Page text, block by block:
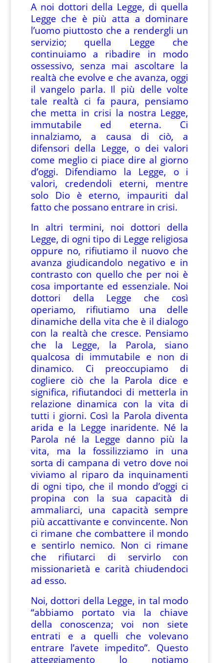
A noi dottori della Legge, di quella
Legge che è più atta a dominare
l’uomo piuttosto che a rendergli un
servizio; quella Legge che
continuiamo a ribadire in modo
ossessivo, senza mai ascoltare la
realtà che evolve e che avanza, oggi
il vangelo parla. Il più delle volte
tale realtà ci fa paura, pensiamo
che metta in crisi la nostra Legge,
immutabile ed eterna. Ci
innalziamo, a causa di ciò, a
difensori della Legge, o dei valori
come meglio ci piace dire al giorno
d’oggi. Difendiamo la Legge, o i
valori, credendoli eterni, mentre
solo Dio è eterno, impauriti dal
fatto che possano entrare in crisi.
In altri termini, noi dottori della
Legge, di ogni tipo di Legge religiosa
oppure no, rifiutiamo il nuovo che
avanza giudicandolo negativo e in
contrasto con quello che per noi è
cosa importante ed essenziale. Noi
dottori della Legge che così
operiamo, rifiutiamo una delle
dinamiche della vita che è il dialogo
con la realtà che cresce. Pensiamo
che la Legge, la Parola, siano
qualcosa di immutabile e non di
dinamico. Ci preoccupiamo di
cogliere ciò che la Parola dice e
significa, rifiutandoci di metterla in
relazione dinamica con la vita di
tutti i giorni. Così la Parola diventa
arida e la Legge inaridente. Né la
Parola né la Legge danno più la
vita, ma la fossilizziamo in una
sorta di campana di vetro dove noi
viviamo al riparo da inquinamenti
di ogni tipo, che il mondo d’oggi ci
propina con la sua capacità di
ammaliarci, una capacità sempre
più accattivante e convincente. Non
ci rimane che combattere il mondo
e sentirlo nemico. Non ci rimane
che rifiutarci di servirlo con
missionarietà e carità chiudendoci
ad esso.
Noi, dottori della Legge, in tal modo
“abbiamo portato via la chiave
della conoscenza; voi non siete
entrati e a quelli che volevano
entrare l’avete impedito”. Questo
atteggiamento lo notiamo